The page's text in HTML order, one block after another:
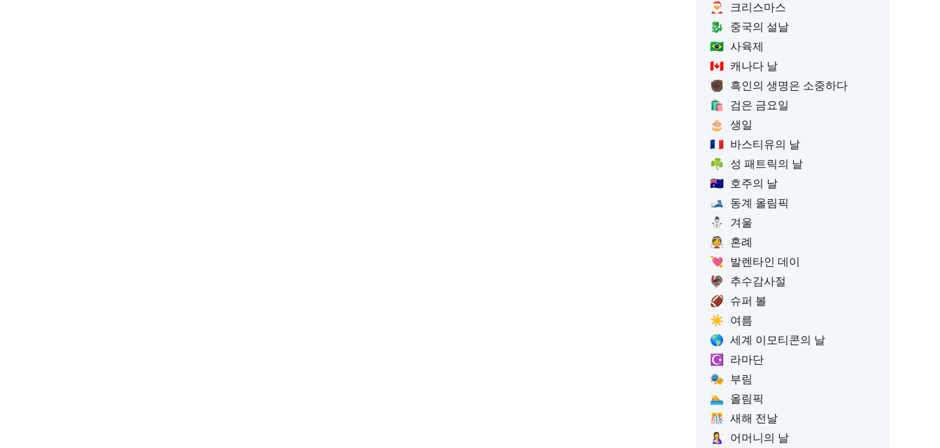
🎅
크리스마스
🐉
중국의 설날
🇧🇷 사육제
🇨🇦 캐나다 날
✊🏿 흑인의 생명은 소중하다
🛍️
검은 금요일
🎂
생일
🇫🇷 바스티유의 날
☘️ 성 패트릭의 날
🇦🇺 호주의 날
🎿 동계 올림픽
⛄
겨울
👰 혼례
💘 발렌타인 데이
🦃
추수감사절
🏈 슈퍼 볼
☀️ 여름
🌎 세계 이모티콘의 날
☪️
라마단
🎭 부림
🏊 올림픽
🎊 새해 전날
🤱
어머니의 날